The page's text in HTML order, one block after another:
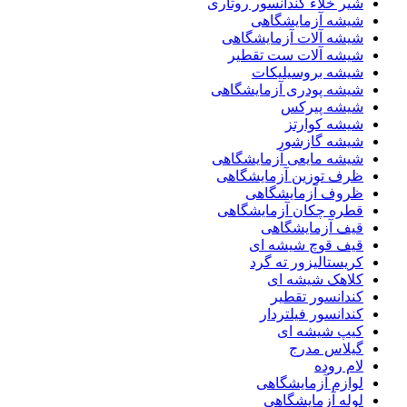
شیشه آزمایشگاهی
شیشه آلات آزمایشگاهی
شیشه آلات ست تقطیر
شیشه بروسیلیکات
شیشه پودری آزمایشگاهی
شیشه پیرکس
شیشه کوارتز
شیشه گازشور
شیشه مایعی آزمایشگاهی
ظرف توزین آزمایشگاهی
ظروف آزمایشگاهی
قطره چکان آزمایشگاهی
قیف آزمایشگاهی
قیف قوچ شیشه ای
کریستالیزور ته گرد
کلاهک شیشه ای
کندانسور تقطیر
کندانسور فیلتردار
کیپ شیشه ای
گیلاس مدرج
لام روده
لوازم آزمایشگاهی
لوله آزمایشگاهی